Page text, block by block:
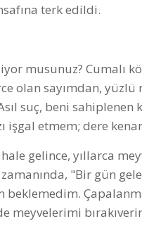
terk edildi.
musunuz? Cumalı
olan sayımdan,
suç, beni
işgal etmem; dere
gelince, yıllarca
"Bir gün
beklemedim.
meyvelerimi